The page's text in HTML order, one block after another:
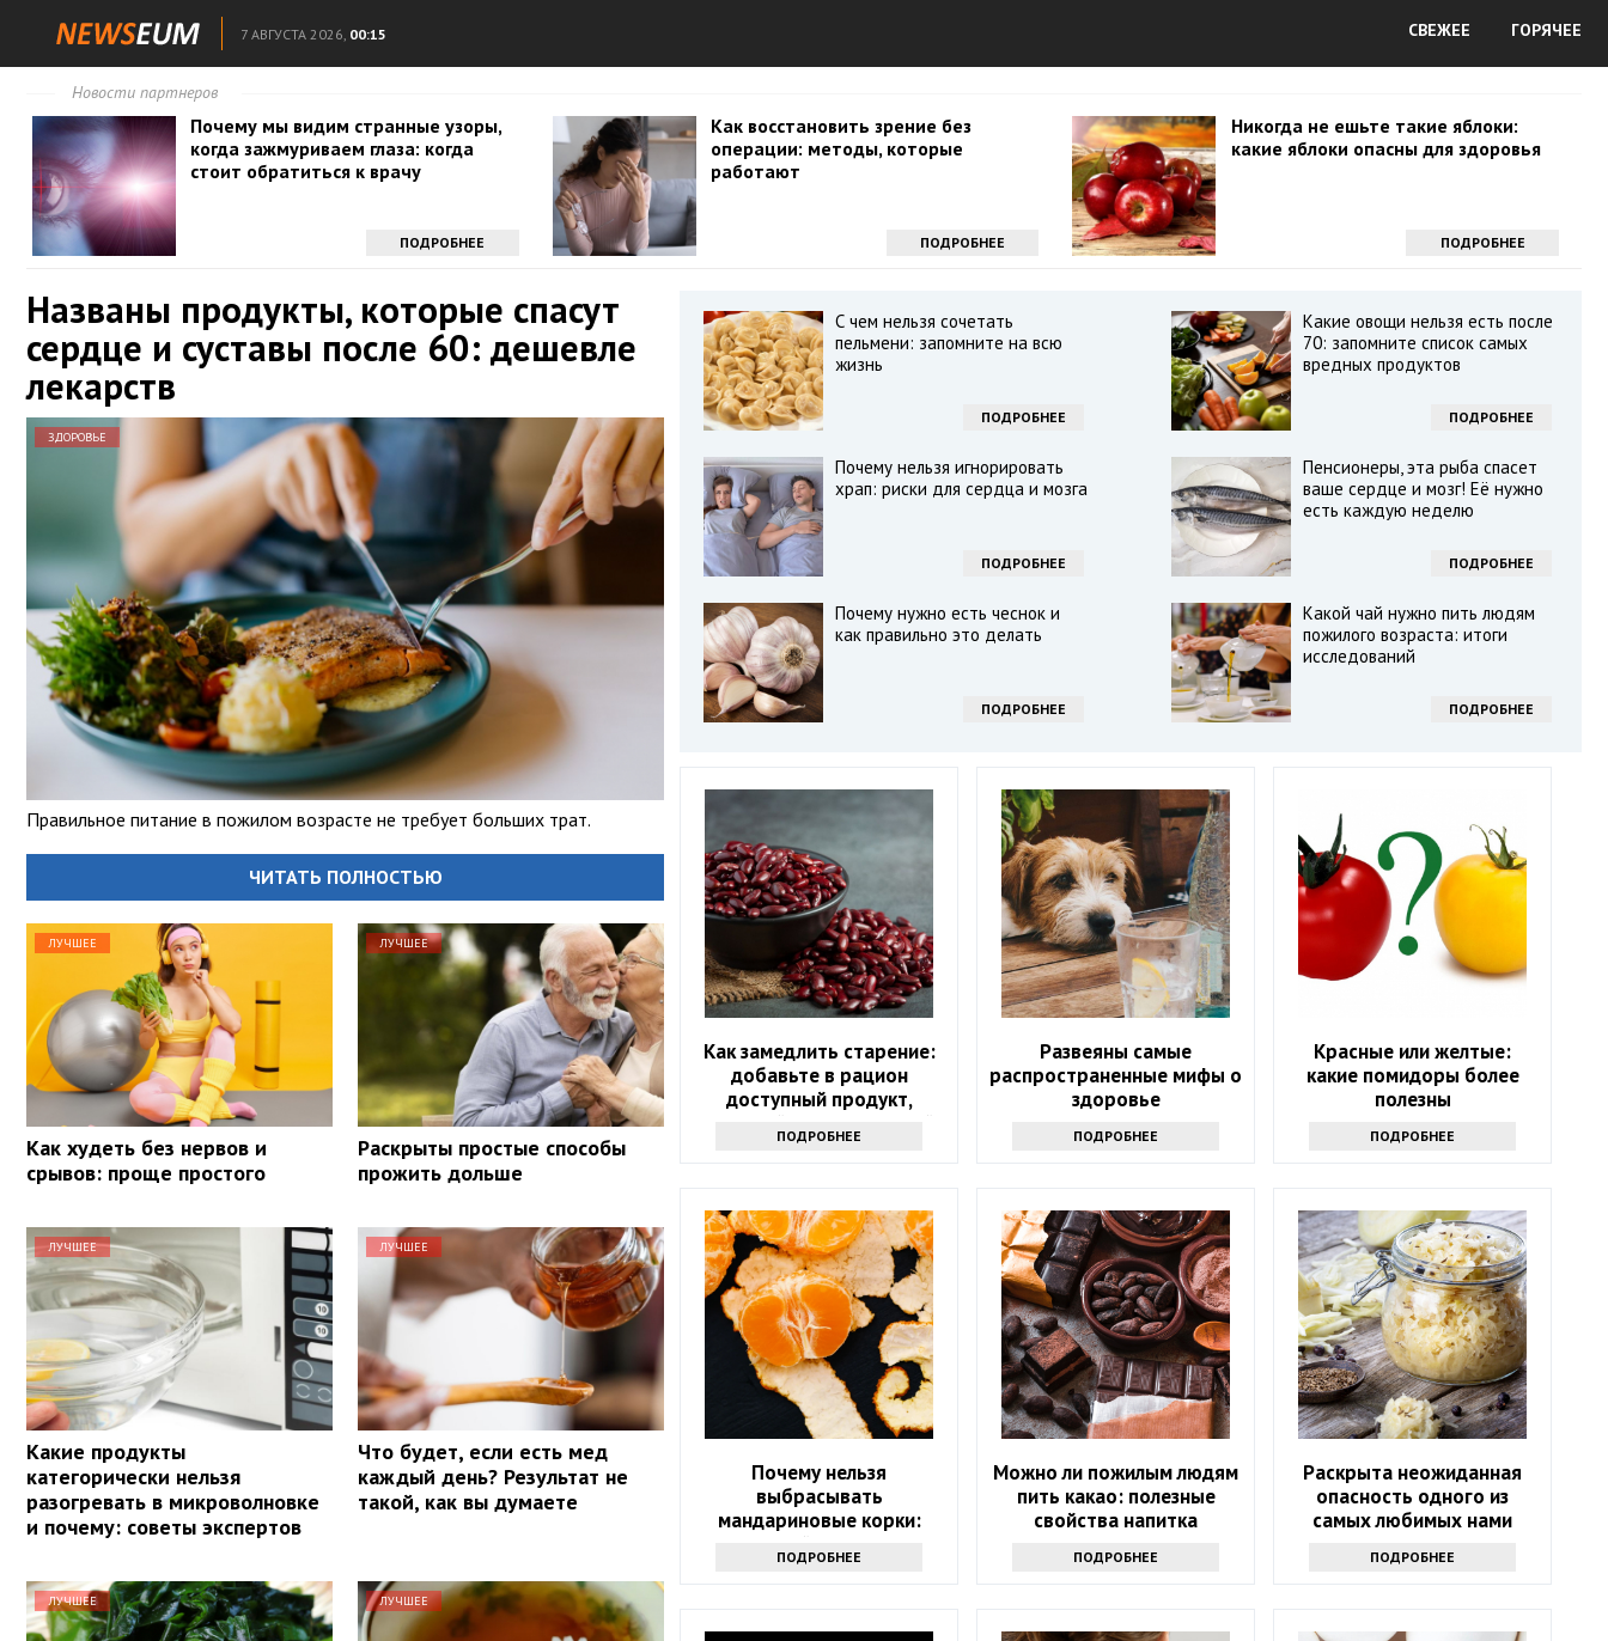
7 АВГУСТА 2026, 00:15 СВЕЖЕЕ ГОРЯЧЕЕ
Новости партнеров
Почему мы видим странные узоры,
когда зажмуриваем глаза: когда
стоит обратиться к врачу
ПОДРОБНЕЕ
Как восстановить зрение без
операции: методы, которые
работают
ПОДРОБНЕЕ
Никогда не ешьте такие яблоки:
какие яблоки опасны для здоровья
ПОДРОБНЕЕ
Названы продукты, которые спасут
сердце и суставы после 60: дешевле
лекарств
ЗДОРОВЬЕ
Правильное питание в пожилом возрасте не требует больших трат.
ЧИТАТЬ ПОЛНОСТЬЮ
ЛУЧШЕЕ
Как худеть без нервов и
срывов: проще простого
ЛУЧШЕЕ
Раскрыты простые способы
прожить дольше
ЛУЧШЕЕ
Какие продукты
категорически нельзя
разогревать в микроволновке
и почему: советы экспертов
ЛУЧШЕЕ
Что будет, если есть мед
каждый день? Результат не
такой, как вы думаете
ЛУЧШЕЕ ЛУЧШЕЕ
С чем нельзя сочетать
пельмени: запомните на всю
жизнь
ПОДРОБНЕЕ
Какие овощи нельзя есть после
70: запомните список самых
вредных продуктов
ПОДРОБНЕЕ
Почему нельзя игнорировать
храп: риски для сердца и мозга
ПОДРОБНЕЕ
Пенсионеры, эта рыба спасет
ваше сердце и мозг! Её нужно
есть каждую неделю
ПОДРОБНЕЕ
Почему нужно есть чеснок и
как правильно это делать
ПОДРОБНЕЕ
Какой чай нужно пить людям
пожилого возраста: итоги
исследований
ПОДРОБНЕЕ
Как замедлить старение:
добавьте в рацион
доступный продукт,
который есть на каждой
кухне
ПОДРОБНЕЕ
Развеяны самые
распространенные мифы о
здоровье
ПОДРОБНЕЕ
Красные или желтые:
какие помидоры более
полезны
ПОДРОБНЕЕ
Почему нельзя
выбрасывать
мандариновые корки:
лучше залейте их уксусом
ПОДРОБНЕЕ
Можно ли пожилым людям
пить какао: полезные
свойства напитка
ПОДРОБНЕЕ
Раскрыта неожиданная
опасность одного из
самых любимых нами
ПОДРОБНЕЕ